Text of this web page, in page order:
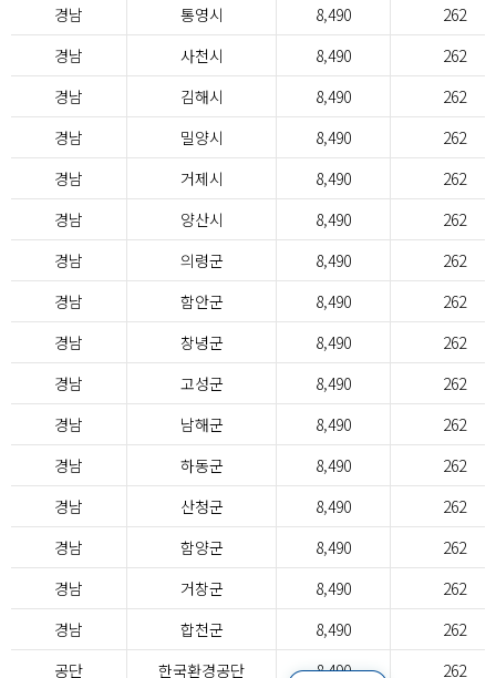
경남
통영시 8,490
262
경남
사천시 8,490
262
경남
김해시 8,490
262
경남
밀양시 8,490
262
경남
거제시 8,490
262
경남
양산시 8,490
262
경남
의령군 8,490
262
경남
함안군 8,490
262
경남
창녕군 8,490
262
경남
고성군 8,490
262
경남
남해군 8,490
262
경남
하동군 8,490
262
경남
산청군 8,490
262
경남
함양군 8,490
262
경남
거창군 8,490
262
경남
합천군 8,490
262
공단
한국환경공단 8,490 262